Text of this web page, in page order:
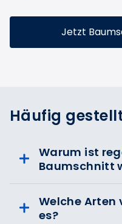
Jetzt
Häufig
Warum ist
Baumschnitt
Welche
es?